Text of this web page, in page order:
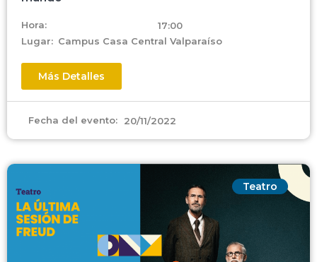
Hora:
17:00
Lugar: Campus Casa Central Valparaíso
Más Detalles
Fecha del evento: 20/11/2022
Teatro